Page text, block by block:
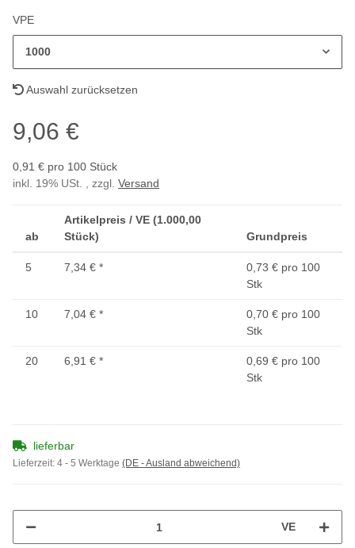
VPE
1000
Auswahl zurücksetzen
9,06 €
0,91 € pro 100 Stück
inkl. 19% USt. , zzgl. Versand
ab
Artikelpreis / VE (1.000,00
Stück)
Grundpreis
5 7,34 € *
0,73 € pro 100
Stk
10 7,04 € *
0,70 € pro 100
Stk
20 6,91 € *
0,69 € pro 100
Stk
lieferbar
Lieferzeit: 4 - 5 Werktage (DE - Ausland abweichend)
VE